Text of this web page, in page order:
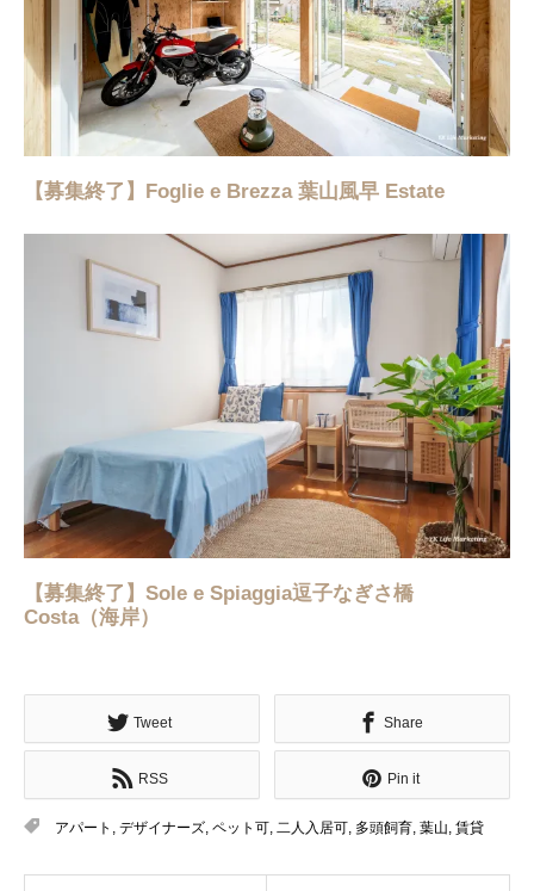
【募集終了】Foglie e Brezza 葉山風早 Estate
【募集終了】Sole e Spiaggia逗子なぎさ橋
Costa（海岸）
Tweet Share
RSS Pin it
アパート , デザイナーズ, ペット可, 二人入居可, 多頭飼育, 葉山, 賃貸